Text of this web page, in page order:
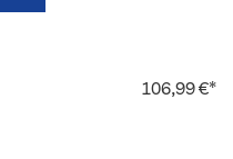
106,99 €*